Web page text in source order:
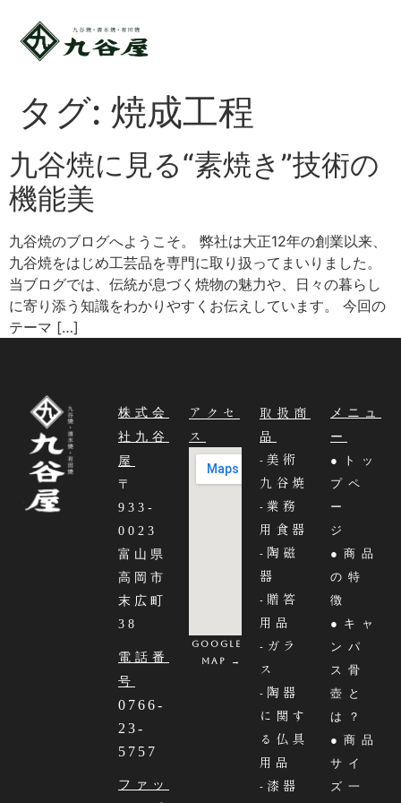
タグ: 焼成工程
九谷焼に見る“素焼き”技術の
機能美
九谷焼のブログへようこそ。 弊社は大正12年の創業以来、
九谷焼をはじめ工芸品を専門に取り扱ってまいりました。
当ブログでは、伝統が息づく焼物の魅力や、日々の暮らし
に寄り添う知識をわかりやすくお伝えしています。 今回の
テーマ […]
株式会
社九谷
屋
〒
933-
0023
富山県
高岡市
末広町
38
電話番
号
0766-
23-
5757
ファッ
アクセ
ス
Google
MAP →
取扱商
品
-美術
九谷焼
-業務
用食器
-陶磁
器
-贈答
用品
-ガラ
ス
-陶器
に関す
る仏具
用品
-漆器
メニュ
ー
●トッ
プペ
ー
ジ
●商品
の特
徴
●キャ
ンパ
ス骨
壺と
は？
●商品
サイ
ズ一